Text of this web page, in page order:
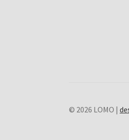
© 2026 LOMO |